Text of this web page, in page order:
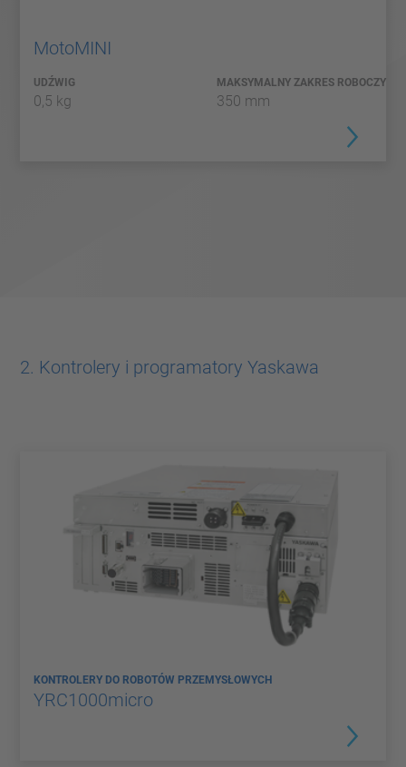
MotoMINI
UDŹWIG
0,5 kg
MAKSYMALNY ZAKRES ROBOCZY
350 mm
2. Kontrolery i programatory Yaskawa
KONTROLERY DO ROBOTÓW PRZEMYSŁOWYCH
YRC1000micro